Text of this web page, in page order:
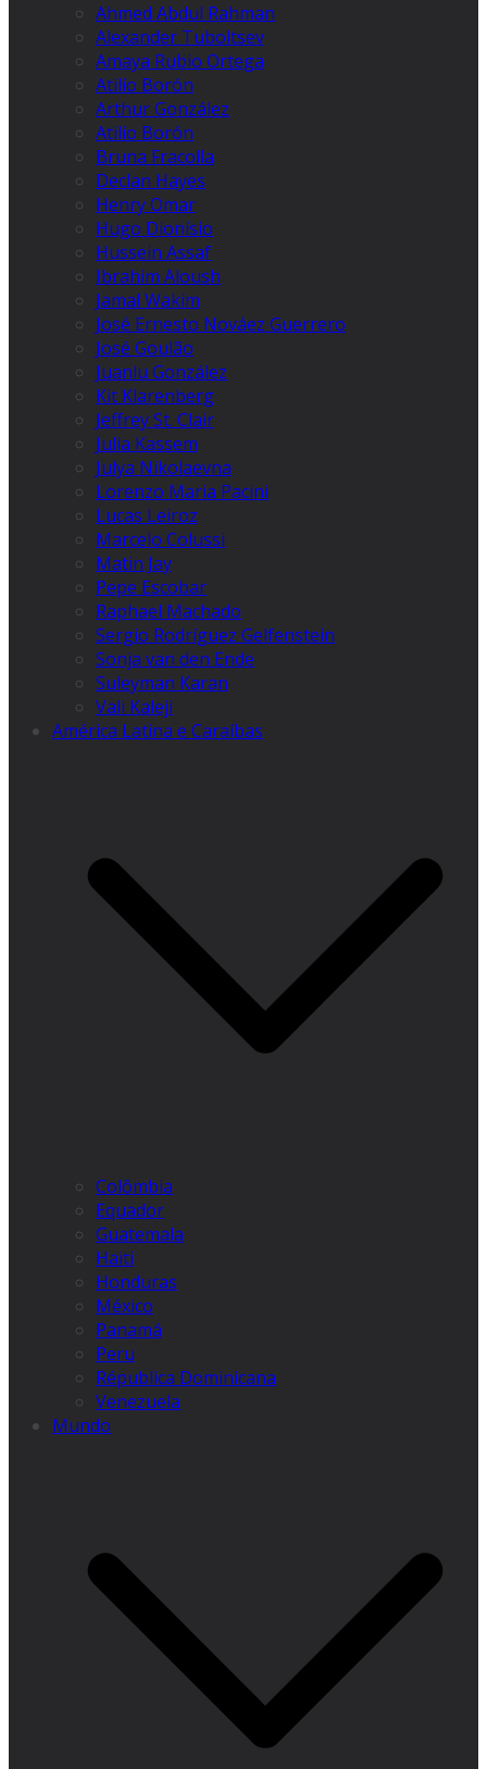
Ahmed Abdul Rahman
Alexander Tuboltsev
Amaya Rubio Ortega
Atilio Borón
Arthur González
Atilio Borón
Bruna Fracolla
Declan Hayes
Henry Omar
Hugo Dionísio
Hussein Assaf
Ibrahim Aloush
Jamal Wakim
José Ernesto Nováez Guerrero
José Goulão
Juanlu González
Kit Klarenberg
Jeffrey St. Clair
Julia Kassem
Julya Nikolaevna
Lorenzo Maria Pacini
Lucas Leiroz
Marcelo Colussi
Matin Jay
Pepe Escobar
Raphael Machado
Sergio Rodríguez Gelfenstein
Sonja van den Ende
Suleyman Karan
Vali Kaleji
América Latina e Caraíbas
Colômbia
Equador
Guatemala
Haiti
Honduras
México
Panamá
Peru
Républica Dominicana
Venezuela
Mundo